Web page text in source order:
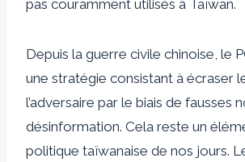
pas couramment utilisés à Taïwan.
Depuis la guerre civile chinoise, le
une stratégie consistant à écraser
l’adversaire par le biais de fausses
désinformation. Cela reste un
politique taïwanaise de nos jours.